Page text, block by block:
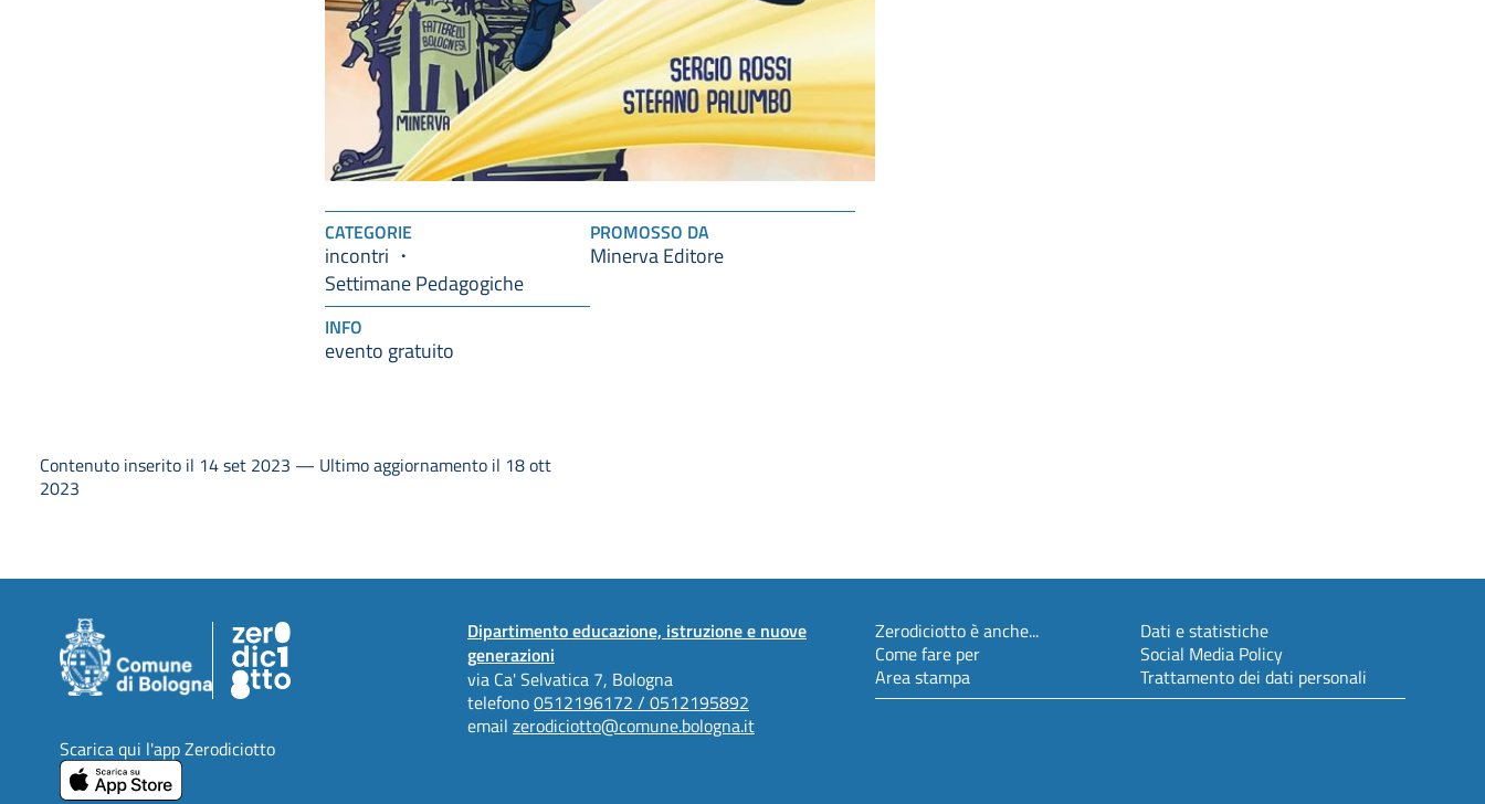
CATEGORIE
incontri
Settimane Pedagogiche
PROMOSSO DA
Minerva Editore
INFO
evento gratuito
Contenuto inserito il 14 set 2023 — Ultimo aggiornamento il 18 ott
2023
Dipartimento educazione, istruzione e nuove
generazioni
via Ca' Selvatica 7, Bologna
telefono0512196172 / 0512195892
email zerodiciotto@comune.bologna.it
Zerodiciotto è anche...
Come fare per
Area stampa
Dati e statistiche
Social Media Policy
Trattamento dei dati personali
Scarica qui l'app Zerodiciotto